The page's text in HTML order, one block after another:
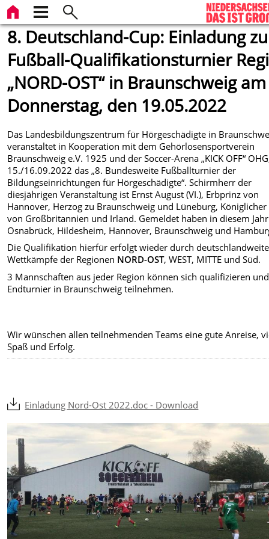
8. Deutschland-Cup: Einladung
Fußball-Qualifikationsturnier
„NORD-OST“ in Braunschweig am
Donnerstag, den 19.05.2022
Das Landesbildungszentrum für Hörgeschädigte in
veranstaltet in Kooperation mit dem Gehörlosensportverein
Braunschweig e.V. 1925 und der Soccer-Arena „KICK OFF“
15./16.09.2022 das „8. Bundesweite Fußballturnier der
Bildungseinrichtungen für Hörgeschädigte“. Schirmherr der
diesjährigen Veranstaltung ist Ernst August (VI.), Erbprinz von
Hannover, Herzog zu Braunschweig und Lüneburg,
von Großbritannien und Irland. Gemeldet haben in diesem Jahr
Osnabrück, Hildesheim, Hannover, Braunschweig und
Die Qualifikation hierfür erfolgt wieder durch deutschlandweite
Wettkämpfe der Regionen NORD-OST, WEST, MITTE und Süd.
3 Mannschaften aus jeder Region können sich qualifizieren
Endturnier in Braunschweig teilnehmen.
Wir wünschen allen teilnehmenden Teams eine gute Anreise,
Spaß und Erfolg.
Einladung Nord-Ost 2022.doc - Download